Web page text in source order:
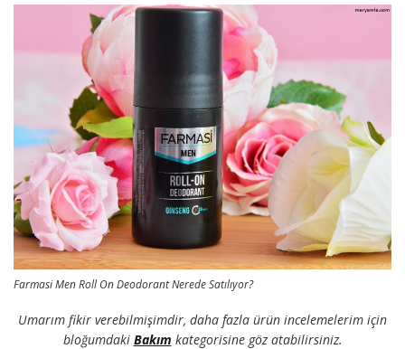
Farmasi Men Roll On Deodorant Nerede Satılıyor?
Umarım fikir verebilmişimdir, daha fazla ürün incelemelerim için
bloğumdaki Bakım kategorisine göz atabilirsiniz.